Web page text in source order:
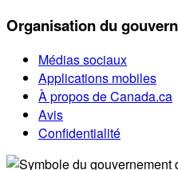
Organisation du
Médias sociaux
Applications mobiles
À propos de Canada.ca
Avis
Confidentialité